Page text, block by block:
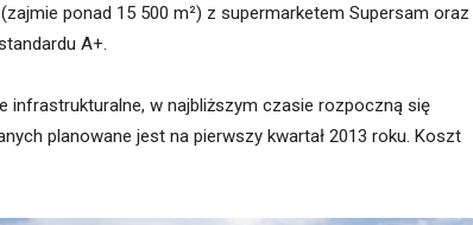
ponad 15 500 m²) z supermarketem Supersam oraz
A+.
infrastrukturalne, w najbliższym czasie rozpoczną się
planowane jest na pierwszy kwartał 2013 roku. Koszt